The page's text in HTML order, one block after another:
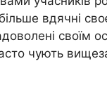
вдячні
своїм
чують